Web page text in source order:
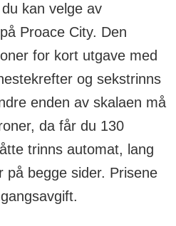
og audiobetjening
autofunksjon foran
og 230V kontakt
kan velge av
Proace City. Den
for kort utgave med
og sekstrinns
enden av skalaen må
da får du 130
trinns automat, lang
på begge sider. Prisene